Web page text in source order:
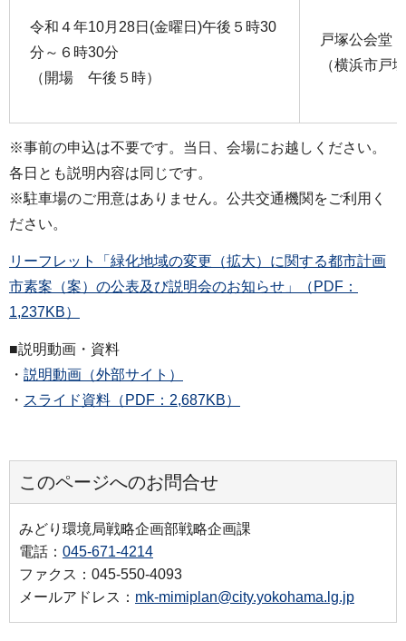
令和４年10月28日(金曜日)午後５時30
分～６時30分
（開場 午後５時）
戸塚公会堂
（横浜市戸
※事前の申込は不要です。当日、会場にお越しください。
各日とも説明内容は同じです。
※駐車場のご用意はありません。公共交通機関をご利用く
ださい。
リーフレット「緑化地域の変更（拡大）に関する都市計画
市素案（案）の公表及び説明会のお知らせ」（PDF：
1,237KB）
■説明動画・資料
・ 説明動画（外部サイト）
・ スライド資料（PDF：2,687KB）
このページへのお問合せ
みどり環境局戦略企画部戦略企画課
電話： 045-671-4214
ファクス：045-550-4093
メールアドレス： mk-mimiplan@city.yokohama.lg.jp